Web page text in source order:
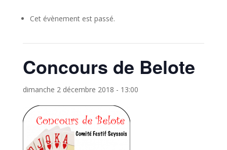
Cet évènement est passé.
Concours de Belote
dimanche 2 décembre 2018 - 13:00